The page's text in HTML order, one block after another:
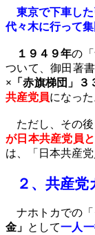
東京で下車し
代々木に行って
１９４９年の
ついて、御田著書
×「赤旗梯団」３
共産党員になった
ただし、その後
が日本共産党員
は、「日本共産党
２、 共産党
ナホトカでの「
金」 として一人